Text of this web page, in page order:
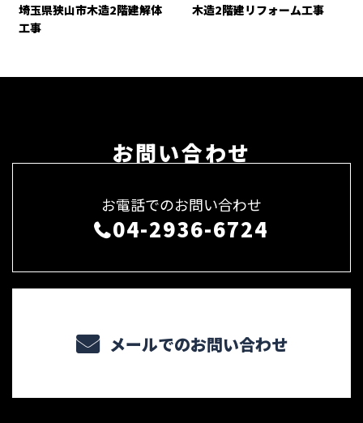
埼玉県狭山市木造2階建解体
工事
木造2階建リフォーム工事
お問い合わせ
お電話でのお問い合わせ
04-2936-6724
メールでのお問い合わせ